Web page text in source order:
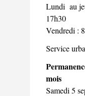
Lundi au
17h30
Vendredi :
Service
mois
Samedi 5